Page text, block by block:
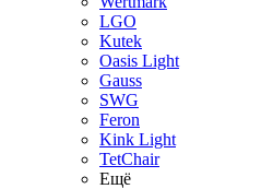
LGO
Kutek
Oasis Light
Gauss
SWG
Feron
Kink Light
TetСhair
Ещё